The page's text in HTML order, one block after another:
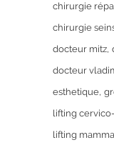
chirurgie
chirurgie
docteur mitz
docteur
esthetique
lifting
lifting